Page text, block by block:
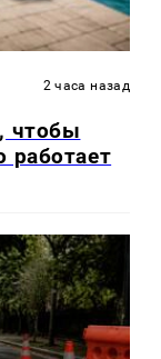
2 часа назад
чтобы
работает